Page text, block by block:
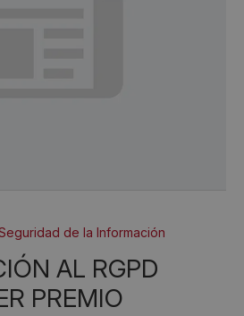
de la Información
PREMIO